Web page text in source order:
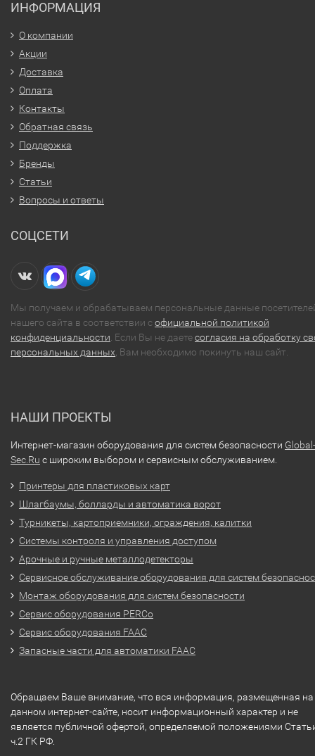
ИНФОРМАЦИЯ
О компании
Акции
Доставка
Оплата
Контакты
Обратная связь
Поддержка
Бренды
Статьи
Вопросы и ответы
СОЦСЕТИ
Мы получаем и обрабатываем персональные данные
нашего сайта в соответствии софициальной политикой
конфиденциальности . Если Вы не даетесогласия на обработку
персональных данных , Вам необходимо покинуть наш сайт.
НАШИ ПРОЕКТЫ
Интернет-магазин оборудования для систем безопасности Global-
Sec.Ru с широким выбором и сервисным обслуживанием.
Принтеры для пластиковых карт
Шлагбаумы, болларды и автоматика ворот
Турникеты, картоприемники, ограждения, калитки
Системы контроля и управления доступом
Арочные и ручные металлодетекторы
Сервисное обслуживание оборудования для систем
Монтаж оборудования для систем безопасности
Сервис оборудования PERCo
Сервис оборудования FAAC
Запасные части для автоматики FAAC
Обращаем Ваше внимание, что вся информация, размещенная на
данном интернет-сайте, носит информационный характер и не
является публичной офертой, определяемой положениями
ч.2 ГК РФ.